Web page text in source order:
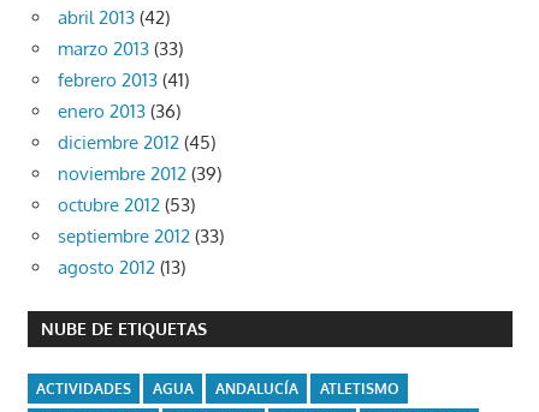
abril 2013 (42)
marzo 2013 (33)
febrero 2013 (41)
enero 2013 (36)
diciembre 2012 (45)
noviembre 2012 (39)
octubre 2012 (53)
septiembre 2012 (33)
agosto 2012 (13)
NUBE DE ETIQUETAS
ACTIVIDADES AGUA ANDALUCÍA
ATLETISMO